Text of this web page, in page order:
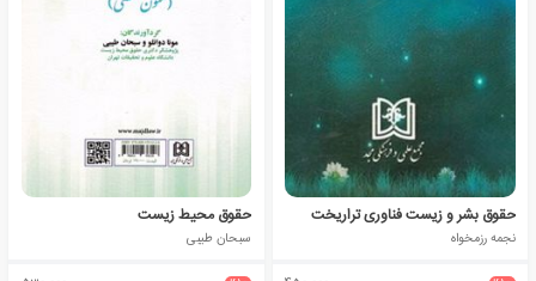
حقوق بشر و زیست فناوری تراریخت
نجمه رزمخواه
حقوق محیط زیست
سبحان طیبی